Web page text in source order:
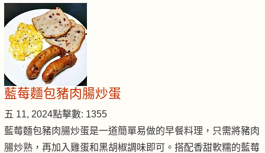
藍莓麵包豬肉腸炒蛋
五 11, 2024點擊數: 1355
藍莓麵包豬肉腸炒蛋是一道簡單易做的早餐料理，只需將豬肉
腸炒熟，再加入雞蛋和黑胡椒調味即可。搭配香甜軟糯的藍莓